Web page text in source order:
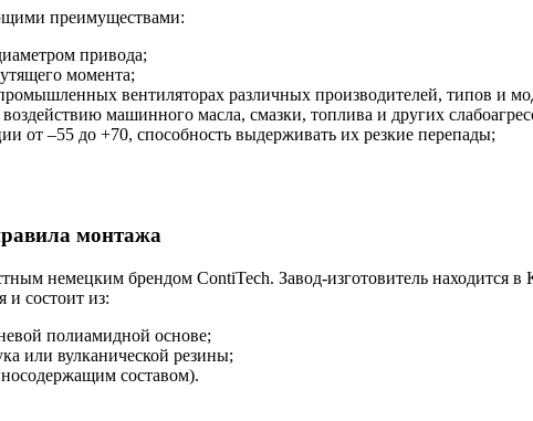
преимуществами:
привода;
момента;
вентиляторах различных производителей, типов и
машинного масла, смазки, топлива и других
от –55 до +70, способность выдерживать их резкие перепады;
монтажа
немецким брендом ContiTech. Завод-изготовитель находится в
состоит из:
полиамидной основе;
или вулканической резины;
составом).